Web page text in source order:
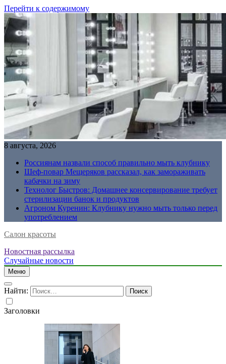
Перейти к содержимому
8 августа, 2026
Россиянам назвали способ правильно мыть клубнику
Шеф-повар Мещеряков рассказал, как замораживать
кабачки на зиму
Технолог Быстров: Домашнее консервирование требует
стерилизации банок и продуктов
Агроном Куренин: Клубнику нужно мыть только перед
употреблением
Салон красоты
Новостная рассылка
Случайные новости
Меню
Найти:
Заголовки